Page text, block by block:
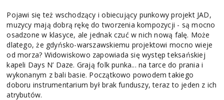
Pojawi się też wschodzący i obiecujący punkowy projekt JAD,
muzycy mają dobrą rękę do tworzenia kompozycji - są mocno
osadzone w klasyce, ale jednak czuć w nich nową falę. Może
dlatego, że gdyńsko-warszawskiemu projektowi mocno wieje
od morza? Widowiskowo zapowiada się występ teksańskiej
kapeli Days N’ Daze. Grają folk punka... na tarce do prania i
wykonanym z bali basie. Początkowo powodem takiego
doboru instrumentarium był brak funduszy, teraz to jeden z ich
atrybutów.